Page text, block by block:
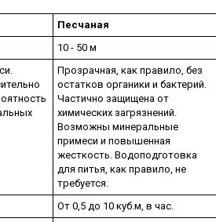
Песчаная
10 - 50 м
Прозрачная, как правило, без
остатков органики и бактерий.
Частично защищена от
химических загрязнений.
Возможны минеральные
примеси и повышенная
жесткость. Водоподготовка
для питья, как правило, не
требуется.
От 0,5 до 10 куб.м, в час.